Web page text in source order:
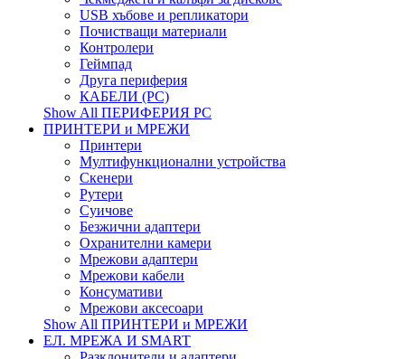
USB хъбове и репликатори
Почистващи материали
Контролери
Геймпад
Друга периферия
КАБЕЛИ (PC)
Show All ПЕРИФЕРИЯ PC
ПРИНТЕРИ и МРЕЖИ
Принтери
Мултифункционални устройства
Скенери
Рутери
Суичове
Безжични адаптери
Охранителни камери
Мрежови адаптери
Мрежови кабели
Консумативи
Мрежови аксесоари
Show All ПРИНТЕРИ и МРЕЖИ
ЕЛ. МРЕЖА И SMART